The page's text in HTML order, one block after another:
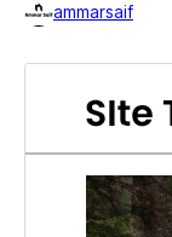
ammarsaif